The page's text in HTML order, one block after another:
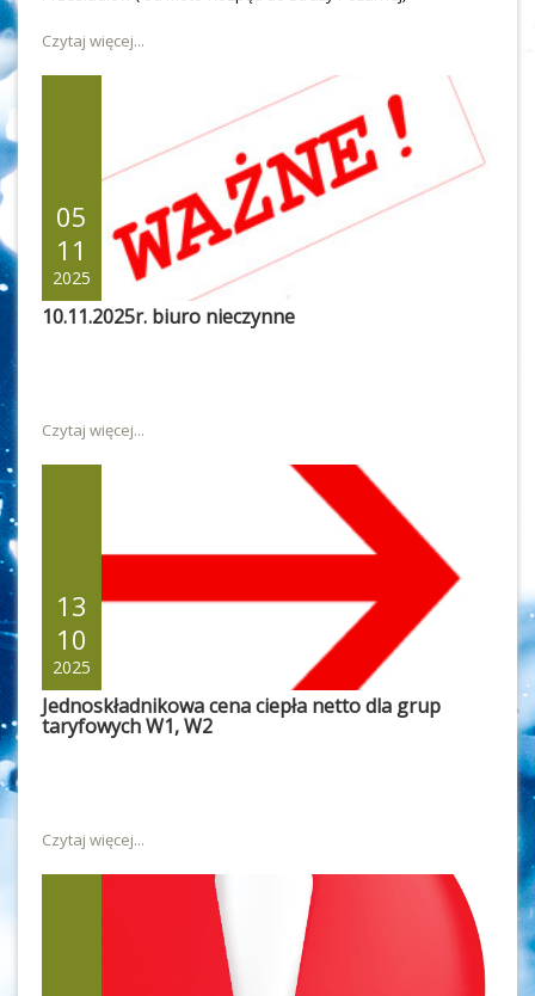
Czytaj więcej...
05
11
2025
10.11.2025r. biuro nieczynne
Czytaj więcej...
13
10
2025
Jednoskładnikowa cena ciepła netto dla grup
taryfowych W1, W2
Czytaj więcej...